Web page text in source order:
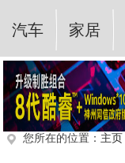
汽车 家居
您所在的位置： 主页